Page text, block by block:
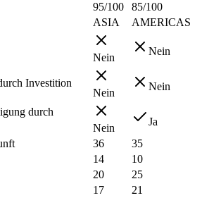
95/100
85/100
ASIA AMERICAS
Nein
Nein
Investition
Nein
Nein
durch
Nein
Ja
36
35
14
10
20
25
17 21